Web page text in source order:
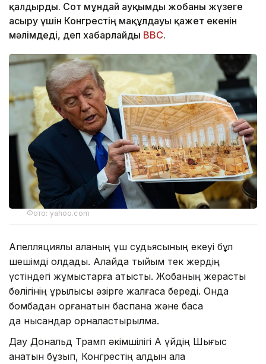
қалдырды. Сот мұндай ауқымды жобаны жүзеге
асыру үшін Конгрестің мақұлдауы қажет екенін
мәлімдеді, деп хабарлайды BBC.
Фото: yahoo.com
Апелляциялық алқаның үш судьясының екеуі бұл
шешімді қолдады. Алайда тыйым тек жердің
үстіндегі жұмыстарға қатысты. Жобаның жерасты
бөлігінің құрылысы әзірге жалғаса береді. Онда
бомбадан қорғанатын баспана және басқа
да нысандар орналастырылмақ.
Дау Дональд Трамп әкімшілігі Ақ үйдің Шығыс
қанатын бұзып, Конгрестің алдын ала